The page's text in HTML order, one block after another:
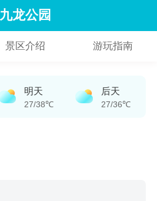
九龙公园
景区介绍 游玩指南
明天
27/38℃
后天
27/36℃